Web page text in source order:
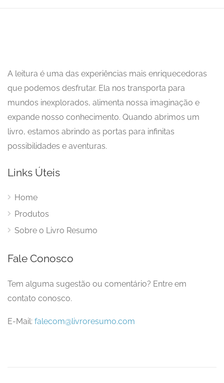
A leitura é uma das experiências mais enriquecedoras
que podemos desfrutar. Ela nos transporta para
mundos inexplorados, alimenta nossa imaginação e
expande nosso conhecimento. Quando abrimos um
livro, estamos abrindo as portas para infinitas
possibilidades e aventuras.
Links Úteis
Home
Produtos
Sobre o Livro Resumo
Fale Conosco
Tem alguma sugestão ou comentário? Entre em
contato conosco.
E-Mail: falecom@livroresumo.com